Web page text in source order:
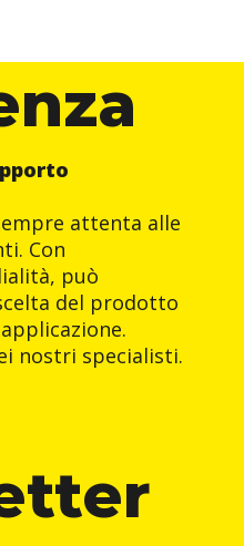
attenta alle
Con
può
del prodotto
nostri specialisti.